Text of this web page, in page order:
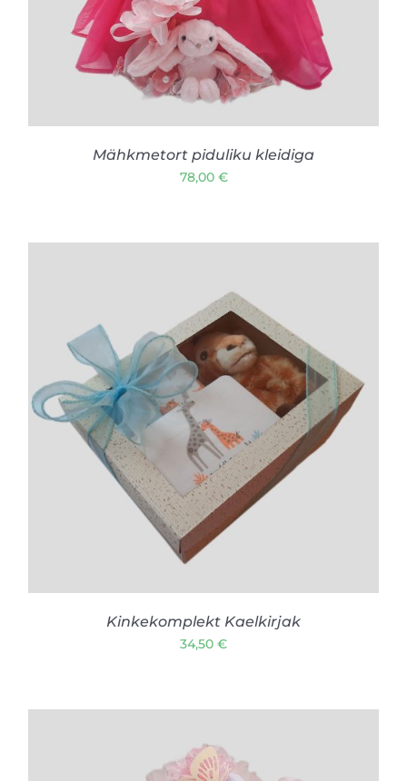
LISA KORVI / VAATA TOODET
Mähkmetort piduliku kleidiga
78,00 €
LISA KORVI VAATA TOODET
Kinkekomplekt Kaelkirjak
34,50 €